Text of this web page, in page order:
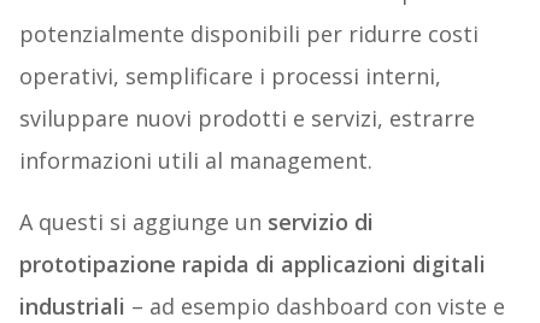
potenzialmente disponibili per ridurre costi
operativi, semplificare i processi interni,
sviluppare nuovi prodotti e servizi, estrarre
informazioni utili al management.
A questi si aggiunge un servizio di
prototipazione rapida di applicazioni digitali
industriali – ad esempio dashboard con viste e